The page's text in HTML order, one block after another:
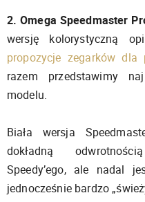
2. Omega Speedmaster
wersję kolorystyczną
propozycje zegarków dla
razem przedstawimy
modelu.
Biała wersja
dokładną
Speedy’ego, ale nadal
jednocześnie bardzo